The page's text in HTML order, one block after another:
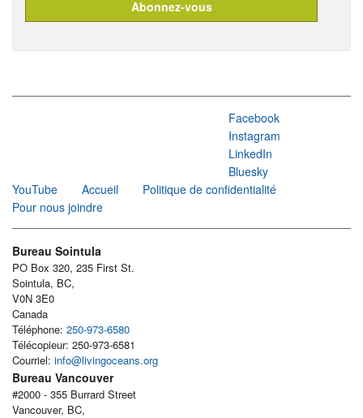
Facebook
Instagram
LinkedIn
Bluesky
YouTube
Accueil
Politique de confidentialité
Pour nous joindre
Bureau Sointula
PO Box 320, 235 First St.
Sointula, BC,
V0N 3E0
Canada
Téléphone: 250-973-6580
Télécopieur: 250-973-6581
Courriel: info@livingoceans.org
Bureau Vancouver
#2000 - 355 Burrard Street
Vancouver, BC,